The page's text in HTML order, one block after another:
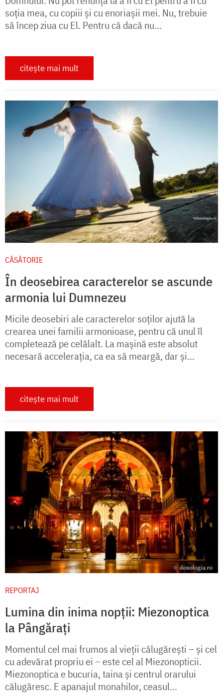
soția mea, cu copiii și cu enoriașii mei. Nu, trebuie
să încep ziua cu El. Pentru că dacă nu...
citește mai mult
CĂSĂTORIE
În deosebirea caracterelor se ascunde
armonia lui Dumnezeu
Micile deosebiri ale caracterelor soților ajută la
crearea unei familii armonioase, pentru că unul îl
com­pletează pe celălalt. La mașină este absolut
necesară accelerația, ca ea să meargă, dar și...
citește mai mult
REPORTAJ
Lumina din inima nopții: Miezonoptica
la Pângărați
Momentul cel mai frumos al vieţii călugăreşti – şi cel
cu adevărat propriu ei – este cel al Miezonopticii.
Miezonoptica e bucuria, taina şi centrul orarului
călugăresc. E apanajul monahilor, ceasul...